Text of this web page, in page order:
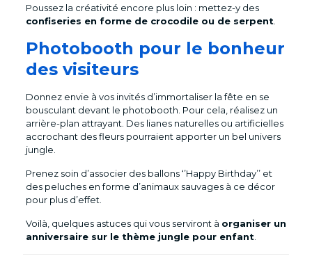
Poussez la créativité encore plus loin : mettez-y des
confiseries en forme de crocodile ou de serpent.
Photobooth pour le bonheur
des visiteurs
Donnez envie à vos invités d’immortaliser la fête en se
bousculant devant le photobooth. Pour cela, réalisez un
arrière-plan attrayant. Des lianes naturelles ou artificielles
accrochant des fleurs pourraient apporter un bel univers
jungle.
Prenez soin d’associer des ballons ‘’Happy Birthday’’ et
des peluches en forme d’animaux sauvages à ce décor
pour plus d’effet.
Voilà, quelques astuces qui vous serviront à organiser un
anniversaire sur le thème jungle pour enfant.